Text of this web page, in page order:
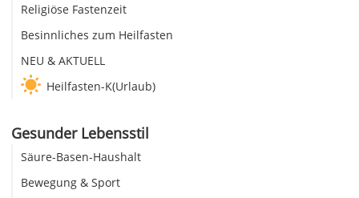
Religiöse Fastenzeit
Besinnliches zum Heilfasten
NEU & AKTUELL
Heilfasten-K(Urlaub)
Gesunder Lebensstil
Säure-Basen-Haushalt
Bewegung & Sport